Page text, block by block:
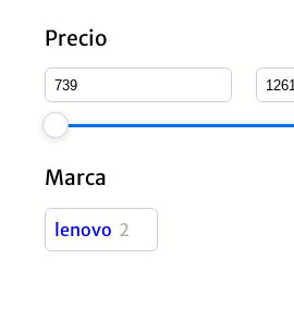
Precio
Marca
lenovo 2